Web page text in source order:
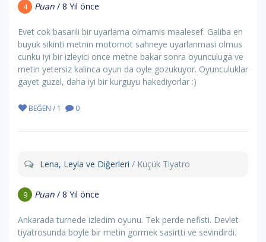
4 Puan / 8 Yıl önce
Evet cok basarili bir uyarlama olmamis maalesef. Galiba en
buyuk sikinti metnin motomot sahneye uyarlanmasi olmus
cunku iyi bir izleyici once metne bakar sonra oyunculuga ve
metin yetersiz kalinca oyun da oyle gozukuyor. Oyunculuklar
gayet guzel, daha iyi bir kurguyu hakediyorlar :)
BEĞEN / 1 0
Lena, Leyla ve Diğerleri / Küçük Tiyatro
9 Puan / 8 Yıl önce
Ankarada turnede izledim oyunu. Tek perde nefisti. Devlet
tiyatrosunda boyle bir metin gormek sasirtti ve sevindirdi.